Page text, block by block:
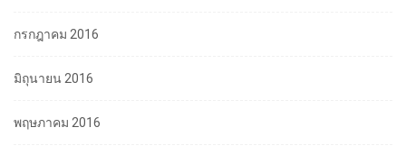
กรกฎาคม 2016
มิถุนายน 2016
พฤษภาคม 2016